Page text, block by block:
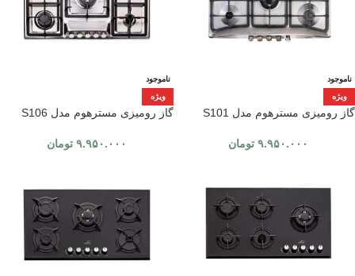
ناموجود
ویژه
گاز رومیزی مسترهوم مدل S101
۹.۹۵۰.۰۰۰ تومان
ناموجود
ویژه
گاز رومیزی مسترهوم مدل S106
۹.۹۵۰.۰۰۰ تومان